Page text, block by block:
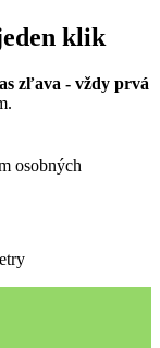
klik
zľava - vždy prvá
osobných